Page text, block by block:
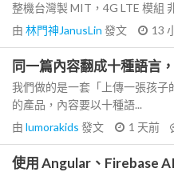
整機台灣製 MIT，4G LTE 模組
由 林門神JanusLin 發文 13
同一篇內容翻成十種語言
我們做的是一套「上傳一張孩子
的產品，內容要以十種語...
由 lumorakids 發文 1 天前
使用 Angular、Firebase